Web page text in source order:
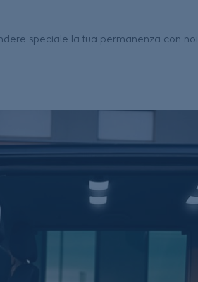
speciale la tua permanenza con noi.